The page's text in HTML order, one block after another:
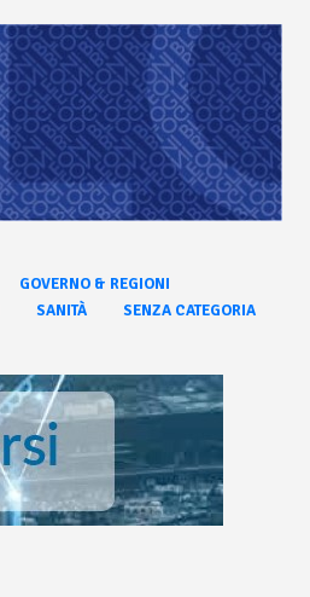
GOVERNO & REGIONI
SANITÀ
SENZA CATEGORIA